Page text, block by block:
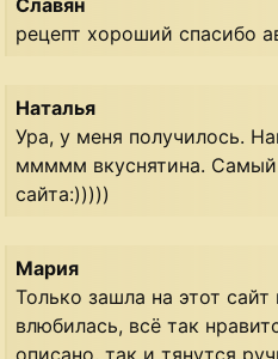
Славян
рецепт хороший спасибо
Наталья
Ура, у меня получилось.
ммммм вкуснятина.
сайта:)))))
Мария
Только зашла на этот
влюбилась, всё так
описано, так и тянутся